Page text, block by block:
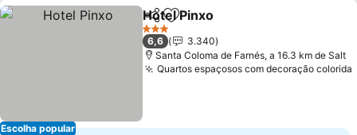
Escolha popular
PartilharAdicionar aos favoritos
Hotel Pinxo
3 Estrelas
6,6
3.340
Santa Coloma de Farnés, a 16.3 km de Salt
Quartos espaçosos com decoração colorida